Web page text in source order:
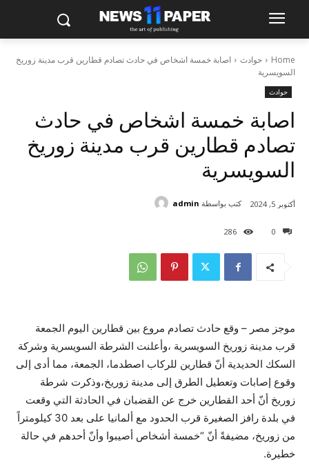
Home حوادث
اصابة خمسة اشخاص في حادث تصادم قطارين قرب مدينة زوريخ
السويسرية
حوادث
اصابة خمسة اشخاص في حادث
تصادم قطارين قرب مدينة زوريخ
السويسرية
0
286
أكتوبر 5, 2024 كتب بواسطة admin
موجز مصر – وقع حادث تصادم مروع بين قطارين اليوم الجمعة
قرب مدينة زوريخ السويسرية ،وأعلنت الشرطة السويسرية وشركة
السكك الحديدية أنّ قطارين للركاب اصطدما، الجمعة، مما أدى إلى
وقوع إصابات وتعطيل الطرق إلى مدينة زوريخ،وذكرت شرطة
زوريخ أنّ أحد القطارين خرج عن القضبان في الحادثة التي وقعت
في بلدة رافز الصغيرة قرب الحدود مع ألمانيا على بعد 30 كيلومتراً
من زوريخ، مضيفةً أنّ “خمسة أشخاص أصيبوا وأنّ أحدهم في حالة
خطيرة.